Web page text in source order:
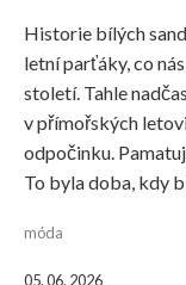
Historie bílých
letní parťáky, co
století. Tahle
v přímořských
odpočinku.
To byla doba, kdy
móda
05. 06. 2026